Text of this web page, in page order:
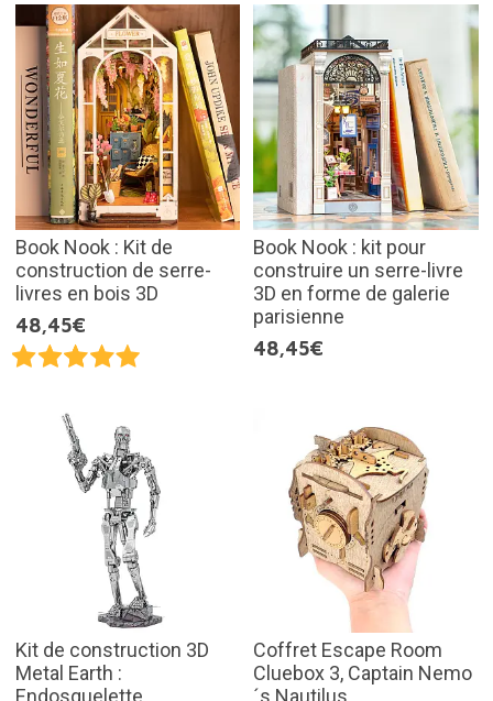
Book Nook : Kit de
construction de serre-
livres en bois 3D
48,45€
Book Nook : kit pour
construire un serre-livre
3D en forme de galerie
parisienne
48,45€
Kit de construction 3D
Metal Earth :
Endosquelette
Coffret Escape Room
Cluebox 3, Captain Nemo
´s Nautilus